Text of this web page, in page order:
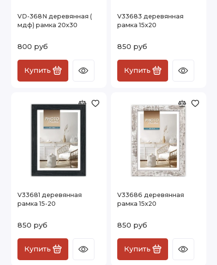
VD-368N деревянная (
мдф) рамка 20х30
800 руб
Купить
V33683 деревянная
рамка 15х20
850 руб
Купить
V33681 деревянная
рамка 15-20
850 руб
Купить
V33686 деревянная
рамка 15х20
850 руб
Купить